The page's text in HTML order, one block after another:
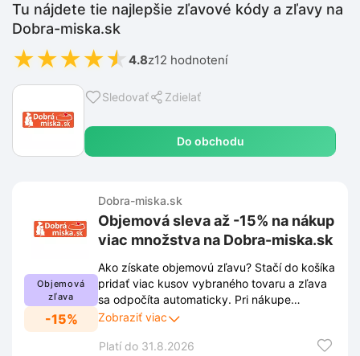
Sledovať Zdielať
Do obchodu
Tu nájdete tie najlepšie zľavové kódy a zľavy na
Dobra-miska.sk
★★★★★ 4.8z12 hodnotení
Objemová
zľava
-15%
Dobra-miska.sk
Objemová sleva až -15% na nákup
viac množstva na Dobra-miska.sk
Ako získate objemovú zľavu? Stačí do košíka
pridať viac kusov vybraného tovaru a zľava
sa odpočíta automaticky. Pri nákupe
väčšieho množstva získate zníženie ceny až
na produktoch z e-shopu Dobra-miska.sk
Zobraziť viac
Platí do 31.8.2026